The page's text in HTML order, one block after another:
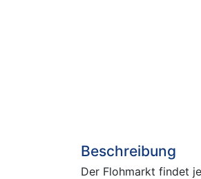
Beschreibung
Der Flohmarkt findet